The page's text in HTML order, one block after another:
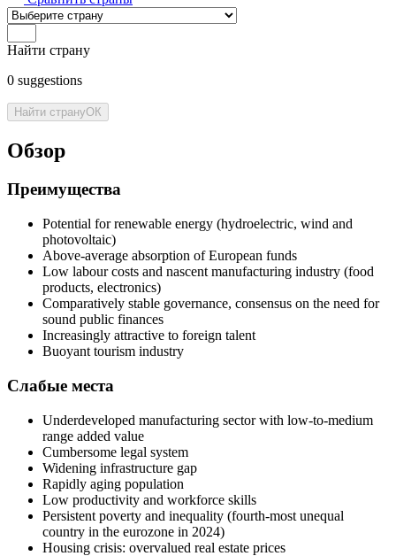
Найти страну
0 suggestions
Найти странуОК
Обзор
Преимущества
Potential for renewable energy (hydroelectric, wind and
photovoltaic)
Above-average absorption of European funds
Low labour costs and nascent manufacturing industry (food
products, electronics)
Comparatively stable governance, consensus on the need for
sound public finances
Increasingly attractive to foreign talent
Buoyant tourism industry
Слабые места
Underdeveloped manufacturing sector with low-to-medium
range added value
Cumbersome legal system
Widening infrastructure gap
Rapidly aging population
Low productivity and workforce skills
Persistent poverty and inequality (fourth-most unequal
country in the eurozone in 2024)
Housing crisis: overvalued real estate prices